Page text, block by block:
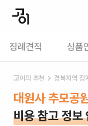
장례견적 상품
고이의 추천 경북지역 장
대원사 추모공
비용 참고 정보